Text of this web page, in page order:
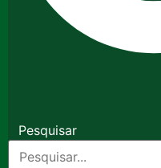
Pesquisar